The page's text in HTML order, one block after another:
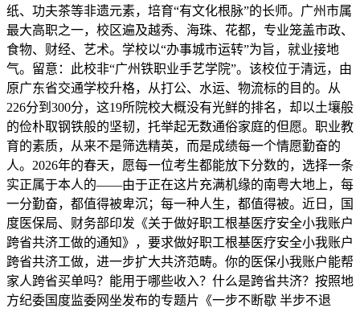
纸、功夫茶等非遗元素，培育“有文化根脉”的长师。广州市属
最大高职之一，校区遍及越秀、海珠、花都，专业笼盖市政、
食物、财经、艺术。学校以“办事城市运转”为旨，就业接地
气。留意：此校非“广州铁职业手艺学院”。该校位于清远，由
原广东省交通学校升格，从打公、水运、物流标的目的。从
226分到300分，这19所院校大概没有光鲜的排名，却以土壤般
的俭朴取钢铁般的坚韧，托举起无数通俗家庭的但愿。职业教
育的素质，从来不是筛选精英，而是成绩每一个情愿勤奋的
人。2026年的春天，愿每一位考生都能放下分数的，选择一条
实正属于本人的——由于正在这片充满机缘的南粤大地上，每
一分勤奋，都值得被卑沉；每一种人生，都值得被。近日，国
度医保局、财务部印发《关于做好职工根基医疗安全小我账户
跨省共济工做的通知》，要求做好职工根基医疗安全小我账户
跨省共济工做，进一步扩大共济范畴。你的医保小我账户能帮
家人跨省买单吗？能用于哪些收入？什么是跨省共济？按照地
方纪委国度监委网坐发布的专题片《一步不断歇 半步不退